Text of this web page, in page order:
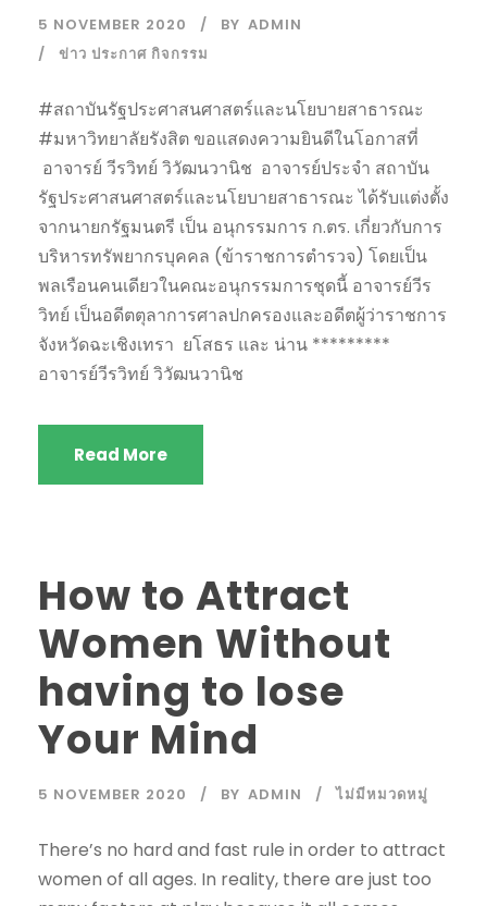
5 NOVEMBER 2020 BY ADMIN
ข่าว ประกาศ กิจกรรม
#สถาบันรัฐประศาสนศาสตร์และนโยบายสาธารณะ
#มหาวิทยาลัยรังสิต ขอแสดงความยินดีในโอกาสที่
อาจารย์ วีรวิทย์ วิวัฒนวานิช อาจารย์ประจำ สถาบัน
รัฐประศาสนศาสตร์และนโยบายสาธารณะ ได้รับแต่งตั้ง
จากนายกรัฐมนตรี เป็น อนุกรรมการ ก.ตร. เกี่ยวกับการ
บริหารทรัพยากรบุคคล (ข้าราชการตำรวจ) โดยเป็น
พลเรือนคนเดียวในคณะอนุกรรมการชุดนี้ อาจารย์วีร
วิทย์ เป็นอดีตตุลาการศาลปกครองและอดีตผู้ว่าราชการ
จังหวัดฉะเชิงเทรา ยโสธร และ น่าน *********
อาจารย์วีรวิทย์ วิวัฒนวานิช
Read More
How to Attract
Women Without
having to lose
Your Mind
5 NOVEMBER 2020 BY ADMIN ไม่มีหมวดหมู่
There’s no hard and fast rule in order to attract
women of all ages. In reality, there are just too